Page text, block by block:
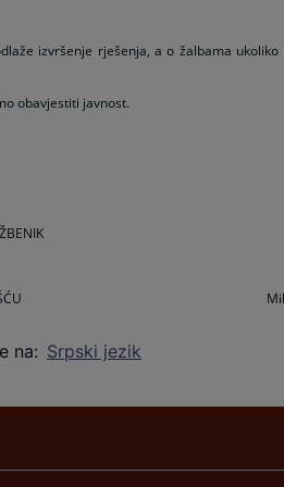
izvršenje rješenja, a o žalbama
obavjestiti javnost.
Milomir
na: Srpski jezik